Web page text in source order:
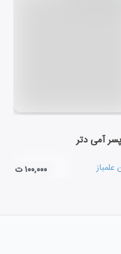
آمی دتر
۱۰۰,۰۰۰ ت